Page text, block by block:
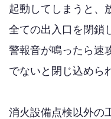
起動してしまうと、
全ての出入口を閉鎖
警報音が鳴ったら速
でないと閉じ込めら
消火設備点検以外の